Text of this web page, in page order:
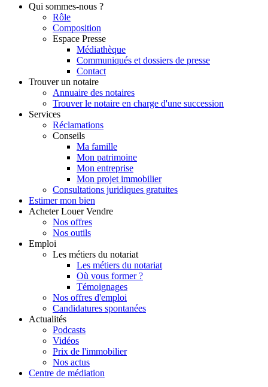
Qui sommes-nous ?
Rôle
Composition
Espace Presse
Médiathèque
Communiqués et dossiers de presse
Contact
Trouver un notaire
Annuaire des notaires
Trouver le notaire en charge d'une succession
Services
Réclamations
Conseils
Ma famille
Mon patrimoine
Mon entreprise
Mon projet immobilier
Consultations juridiques gratuites
Estimer mon bien
Acheter Louer Vendre
Nos offres
Nos outils
Emploi
Les métiers du notariat
Les métiers du notariat
Où vous former ?
Témoignages
Nos offres d'emploi
Candidatures spontanées
Actualités
Podcasts
Vidéos
Prix de l'immobilier
Nos actus
Centre de médiation